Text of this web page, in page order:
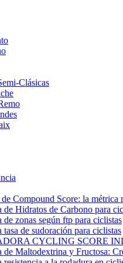
Clásicas
Compound Score: la métrica
de Hidratos de Carbono para
de zonas según ftp para ciclistas
tasa de sudoración para ciclistas
CYCLING SCORE
de Maltodextrina y Fructosa: